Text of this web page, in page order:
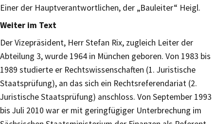
Einer der Hauptverantwortlichen, der „Bauleiter“ Heigl.
Weiter im Text
Der Vizepräsident, Herr Stefan Rix, zugleich Leiter der
Abteilung 3, wurde 1964 in München geboren. Von 1983 bis
1989 studierte er Rechtswissenschaften (1. Juristische
Staatsprüfung), an das sich ein Rechtsreferendariat (2.
Juristische Staatsprüfung) anschloss. Von September 1993
bis Juli 2010 war er mit geringfügiger Unterbrechung im